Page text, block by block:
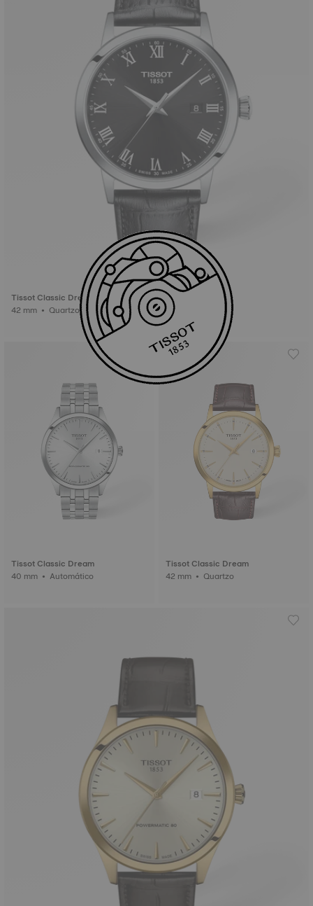
Tissot Classic Dream
42 mm • Quartzo
Tissot Classic Dream
40 mm • Automático
Tissot Classic Dream
42 mm • Quartzo